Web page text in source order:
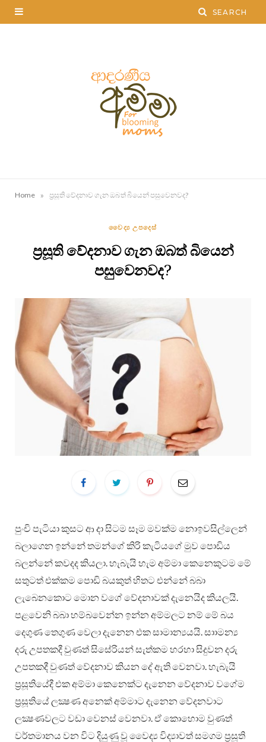
Home » ප්‍රසූති වේදනාව ගැන ඔබත් බියෙන් පසුවෙනවද?
වෛද්‍ය උපදෙස්
ප්‍රසූති වේදනාව ගැන ඔබත් බියෙන්
පසුවෙනවද?
පුංචි පැටියා කුසට ආ දා සිටම සෑම මවක්ම නොඉවසිල්ලෙන්
බලාගෙන ඉන්නේ තමන්ගේ කිරි කැටියගේ මුව පොඩිය
බලන්නේ කවදද කියලා. හැබැයි හැම අම්මා කෙනෙකුටම මේ
සතුටත් එක්කම පොඩි බයකුත් හිතට එන්නේ බබා
ලැබෙනකොට මොන වගේ වේදනාවක් දැනෙයිද කියලයි.
පළවෙනි බබා හම්බවෙන්න ඉන්න අම්මලට නම් මේ බය
දෙගුණ තෙගුණ වෙලා දැනෙන එක සාමාන්‍යයයි. සාාමන්‍ය
දරු උපතකදී වුණත් සිසේරියන් සැත්කම හරහා සිදුවන දරු
උපතකදී වුණත් වේදනාව කියන දේ ඇති වෙනවා. හැබැයි
ප්‍රසූතියේදී එක අම්මා කෙනෙක්ට දැනෙන වේදනාව වගේම
ප්‍රසූතියේ ලක්‍ෂණ අනෙක් අම්මාට දැනෙන වේදනවාට
ලක්‍ෂණවලට වඩා වෙනස් වෙනවා. ඒ කොහොම වුණත්
වර්තමානය වන විට දියුණු වූ වෛද්‍ය විද්‍යාවත් සමගම ප්‍රසූති